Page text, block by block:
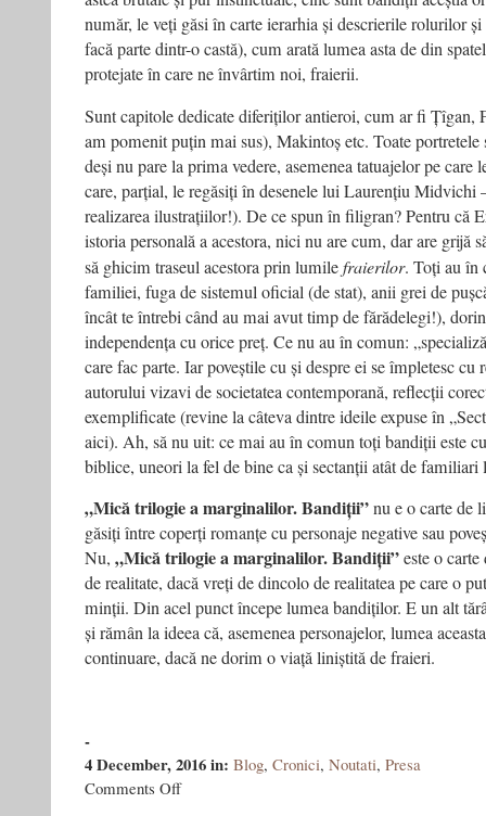
număr, le veți găsi în carte ierarhia și descrierile rolurilor
facă parte dintr-o castă), cum arată lumea asta de din
protejate în care ne învârtim noi, fraierii.
Sunt capitole dedicate diferiților antieroi, cum ar fi Țîgan,
am pomenit puțin mai sus), Makintoș etc. Toate
deși nu pare la prima vedere, asemenea tatuajelor pe care
care, parțial, le regăsiți în desenele lui Laurențiu Midvichi
realizarea ilustrațiilor!). De ce spun în filigran? Pentru că
istoria personală a acestora, nici nu are cum, dar are grijă
să ghicim traseul acestora prin lumilefraierilor. Toți au în
familiei, fuga de sistemul oficial (de stat), anii grei de
încât te întrebi când au mai avut timp de fărădelegi!),
independența cu orice preț. Ce nu au în comun:
care fac parte. Iar poveștile cu și despre ei se împletesc cu
autorului vizavi de societatea contemporană, reflecții
exemplificate (revine la câteva dintre ideile expuse în
aici). Ah, să nu uit: ce mai au în comun toți bandiții este
biblice, uneori la fel de bine ca și sectanții atât de
„Mică trilogie a marginalilor. Bandiții”nu e o carte de
găsiți între coperți romanțe cu personaje negative sau
Nu, „Mică trilogie a marginalilor. Bandiții”este o
de realitate, dacă vreți de dincolo de realitatea pe care o
minții. Din acel punct începe lumea bandiților. E un alt
și rămân la ideea că, asemenea personajelor, lumea
continuare, dacă ne dorim o viață liniștită de fraieri.
-
4 December, 2016in: Blog, Cronici, Noutati, Presa
Comments Offon